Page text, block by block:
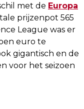
met de Europa
prijzenpot 565
League was er
euro te
gigantisch en de
voor het seizoen